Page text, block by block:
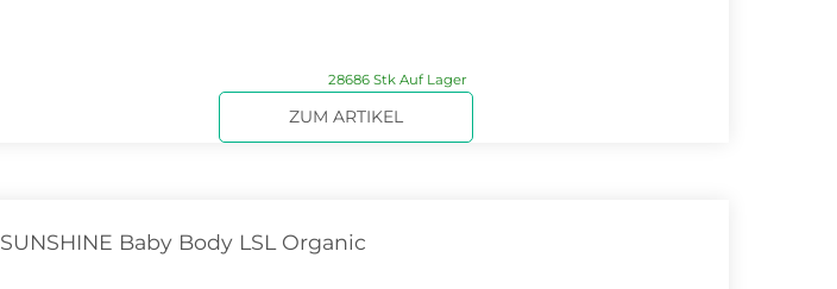
28686 Stk Auf Lager
ZUM ARTIKEL
SUNSHINE Baby Body LSL Organic